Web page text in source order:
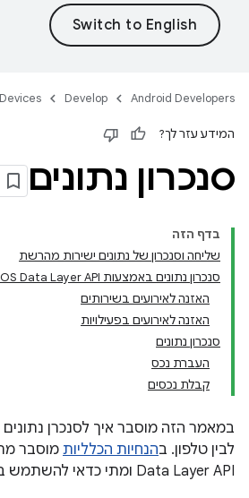
Android Developers
Develop
Devices
המידע עזר לך?
סנכרון נתונים
בדף הזה
שליחה וסנכרון של נתונים ישירות מהרשת
סנכרון נתונים באמצעות Wear OS Data Layer API
האזנה לאירועים בשירותים
האזנה לאירועים בפעילויות
סנכרון נתונים
העברת נכס
קבלת נכסים
לבין טלפון. בהנחיות הכלליות מוסבר
Data Layer API ומתי כדאי להשתמש בתשתית שלכם.